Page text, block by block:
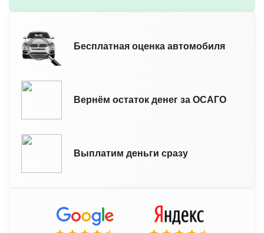
Бесплатная оценка автомобиля
Вернём остаток денег за ОСАГО
Выплатим деньги сразу